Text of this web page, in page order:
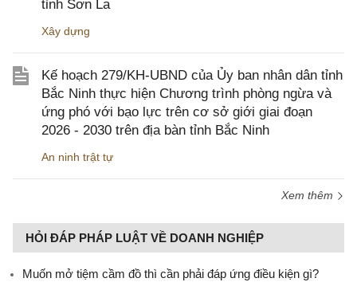
tỉnh Sơn La
Xây dựng
Kế hoạch 279/KH-UBND của Ủy ban nhân dân tỉnh
Bắc Ninh thực hiện Chương trình phòng ngừa và
ứng phó với bạo lực trên cơ sở giới giai đoạn
2026 - 2030 trên địa bàn tỉnh Bắc Ninh
An ninh trật tự
Xem thêm
HỎI ĐÁP PHÁP LUẬT VỀ DOANH NGHIỆP
Muốn mở tiệm cầm đồ thì cần phải đáp ứng điều kiện gì?